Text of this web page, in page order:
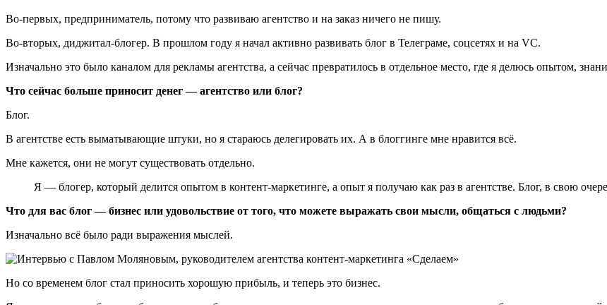
Во-первых, предприниматель, потому что развиваю агентство и на заказ ничего не пишу.
Во-вторых, диджитал-блогер. В прошлом году я начал активно развивать блог в Телеграме, соцсетях и на VC.
Изначально это было каналом для рекламы агентства, а сейчас превратилось в отдельное место, где я делюсь опытом,
Что сейчас больше приносит денег — агентство или блог?
Блог.
В агентстве есть выматывающие штуки, но я стараюсь делегировать их. А в блоггинге мне нравится всё.
Мне кажется, они не могут существовать отдельно.
Я — блогер, который делится опытом в контент-маркетинге, а опыт я получаю как раз в агентстве. Блог, в свою
Что для вас блог — бизнес или удовольствие от того, что можете выражать свои мысли, общаться с людьми?
Изначально всё было ради выражения мыслей.
Но со временем блог стал приносить хорошую прибыль, и теперь это бизнес.